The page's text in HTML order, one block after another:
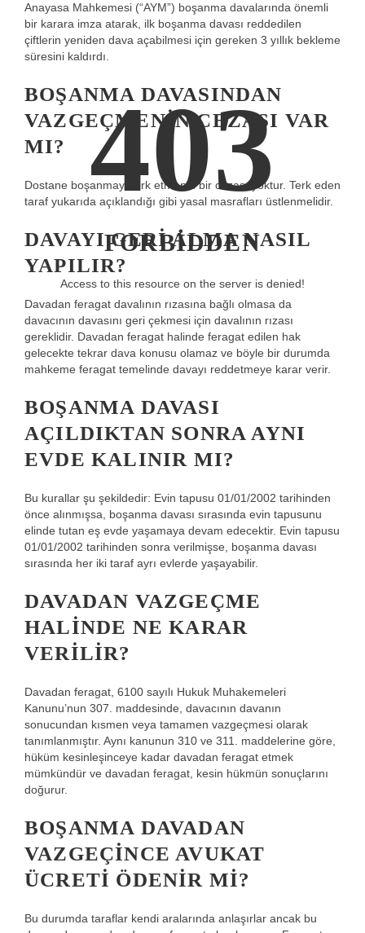
Anayasa Mahkemesi (“AYM”) boşanma davalarında önemli
bir karara imza atarak, ilk boşanma davası reddedilen
çiftlerin yeniden dava açabilmesi için gereken 3 yıllık bekleme
süresini kaldırdı.
BOŞANMA DAVASINDAN
VAZGEÇMENIN CEZASI VAR
MI?
Dostane boşanmayı terk etmenin bir cezası yoktur. Terk eden
taraf yukarıda açıklandığı gibi yasal masrafları üstlenmelidir.
DAVAYI GERI ALMA NASIL
YAPILIR?
Davadan feragat davalının rızasına bağlı olmasa da
davacının davasını geri çekmesi için davalının rızası
gereklidir. Davadan feragat halinde feragat edilen hak
gelecekte tekrar dava konusu olamaz ve böyle bir durumda
mahkeme feragat temelinde davayı reddetmeye karar verir.
BOŞANMA DAVASI
AÇILDIKTAN SONRA AYNI
EVDE KALINIR MI?
Bu kurallar şu şekildedir: Evin tapusu 01/01/2002 tarihinden
önce alınmışsa, boşanma davası sırasında evin tapusunu
elinde tutan eş evde yaşamaya devam edecektir. Evin tapusu
01/01/2002 tarihinden sonra verilmişse, boşanma davası
sırasında her iki taraf ayrı evlerde yaşayabilir.
DAVADAN VAZGEÇME
HALINDE NE KARAR
VERILIR?
Davadan feragat, 6100 sayılı Hukuk Muhakemeleri
Kanunu’nun 307. maddesinde, davacının davanın
sonucundan kısmen veya tamamen vazgeçmesi olarak
tanımlanmıştır. Aynı kanunun 310 ve 311. maddelerine göre,
hüküm kesinleşinceye kadar davadan feragat etmek
mümkündür ve davadan feragat, kesin hükmün sonuçlarını
doğurur.
BOŞANMA DAVADAN
VAZGEÇINCE AVUKAT
ÜCRETI ÖDENIR MI?
Bu durumda taraflar kendi aralarında anlaşırlar ancak bu
403
FORBIDDEN
Access to this resource on the server is denied!